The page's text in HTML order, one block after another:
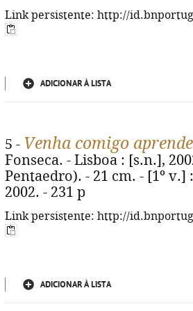
Link persistente: http://
ADICIONAR À LISTA
5 - Venha comigo
Fonseca. - Lisboa : [s.n.],
Pentaedro). - 21 cm. - [1º v.]
2002. - 231 p
Link persistente: http://
ADICIONAR À LISTA